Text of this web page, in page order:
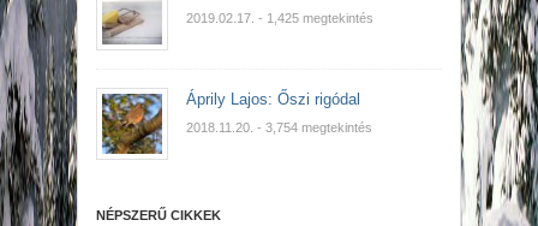
2019.02.17. - 1,425 megtekintés
Áprily Lajos: Őszi rigódal
2018.11.20. - 3,754 megtekintés
NÉPSZERŰ CIKKEK